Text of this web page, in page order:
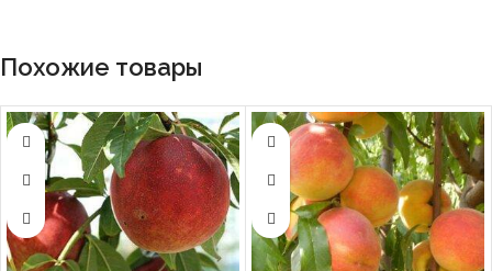
Похожие товары